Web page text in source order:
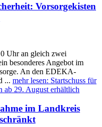
Vorsorgekisten
Uhr an gleich zwei
besonderes Angebot im
An den EDEKA-
... mehr lesen: Startschuss für
ab 29. August erhältlich
im Landkreis